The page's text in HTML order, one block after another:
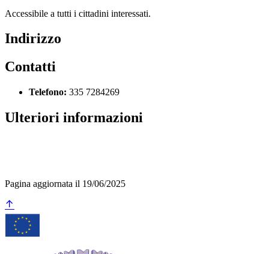
Accessibile a tutti i cittadini interessati.
Indirizzo
Contatti
Telefono: 335 7284269
Ulteriori informazioni
Pagina aggiornata il 19/06/2025